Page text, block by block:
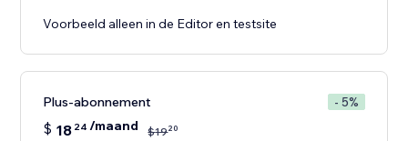
Voorbeeld alleen in de Editor en testsite
Plus-abonnement - 5%
$ 18 24 /maand $1920